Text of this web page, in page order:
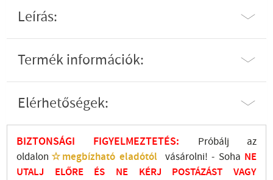
Leírás:
Termék információk:
Elérhetőségek:
BIZTONSÁGI FIGYELMEZTETÉS:
Próbálj az
oldalon ☆megbízható eladótól vásárolni! - Soha NE
UTALJ ELŐRE ÉS NE KÉRJ POSTÁZÁST VAGY